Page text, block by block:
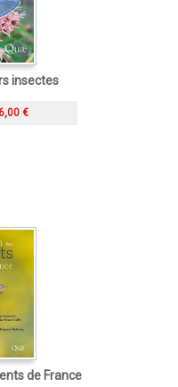
insectes
€
de France